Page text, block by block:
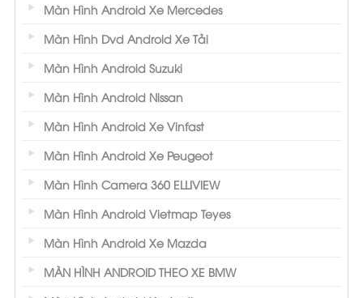
Màn Hình Android Xe Mercedes
Màn Hình Dvd Android Xe Tải
Màn Hình Android Suzuki
Màn Hình Android Nissan
Màn Hình Android Xe Vinfast
Màn Hình Android Xe Peugeot
Màn Hình Camera 360 ELLIVIEW
Màn Hình Android Vietmap Teyes
Màn Hình Android Xe Mazda
MÀN HÌNH ANDROID THEO XE BMW